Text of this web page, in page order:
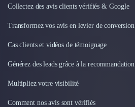
Collectez des avis clients vérifiés & Google
Transformez vos avis en levier de conversion
Cas clients et vidéos de témoignage
Générez des leads grâce à la recommandation
Multipliez votre visibilité
Comment nos avis sont vérifiés